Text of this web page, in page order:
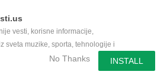
vesti, korisne informacije,
sveta muzike, sporta, tehnologije i
zanimljivog.No Thanks INSTALL